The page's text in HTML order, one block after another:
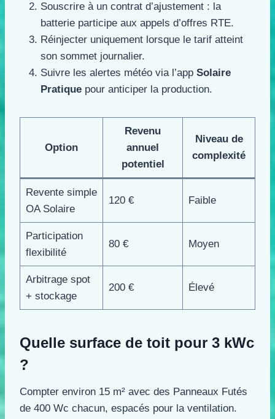
Souscrire à un contrat d’ajustement : la
batterie participe aux appels d’offres RTE.
Réinjecter uniquement lorsque le tarif atteint
son sommet journalier.
Suivre les alertes météo via l’app Solaire
Pratique pour anticiper la production.
Option
Revenu
annuel
potentiel
Niveau de
complexité
Revente simple
OA Solaire
120 € Faible
Participation
flexibilité
80 € Moyen
Arbitrage spot
+ stockage
200 € Élevé
Quelle surface de toit pour 3 kWc
?
Compter environ 15 m² avec des Panneaux Futés
de 400 Wc chacun, espacés pour la ventilation.